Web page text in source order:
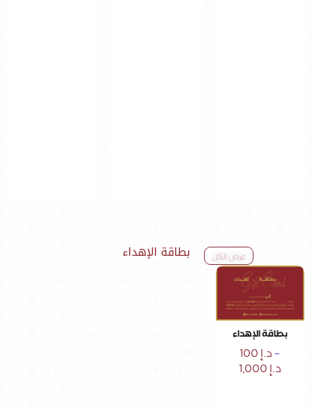
عرض الكل بطاقة الإهداء
بطاقة الإهداء
د.إ100 –
د.إ